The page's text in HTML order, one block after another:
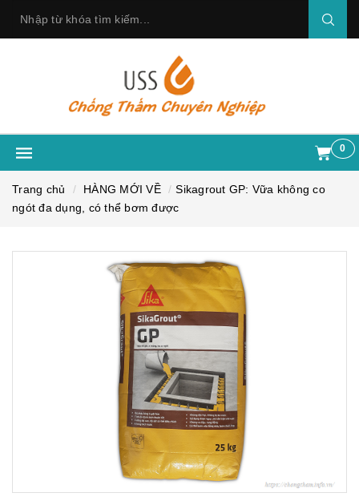
0
Trang chủ HÀNG MỚI VỀ
Sikagrout GP: Vữa không co
ngót đa dụng, có thể bơm được